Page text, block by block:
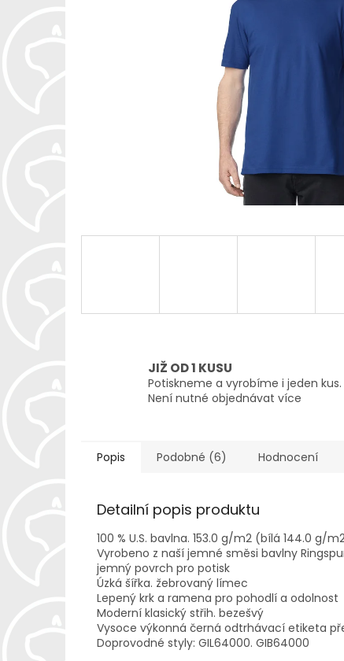
JIŽ OD 1 KUSU
Potiskneme a vyrobíme i jeden kus.
Není nutné objednávat více
Popis Podobné (6) Hodnocení
Detailní popis produktu
100 % U.S. bavlna. 153.0 g/m2 (bílá 144.0 g/
Vyrobeno z naší jemné směsi bavlny
jemný povrch pro potisk
Úzká šířka. žebrovaný límec
Lepený krk a ramena pro pohodlí a odolnost
Moderní klasický střih. bezešvý
Vysoce výkonná černá odtrhávací etiketa
Doprovodné styly: GIL64000. GIB64000